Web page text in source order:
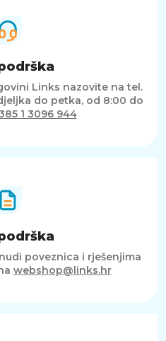
Links nazovite na tel.
do petka, od 8:00 do
1 3096 944
poveznica i rješenjima
webshop@links.hr